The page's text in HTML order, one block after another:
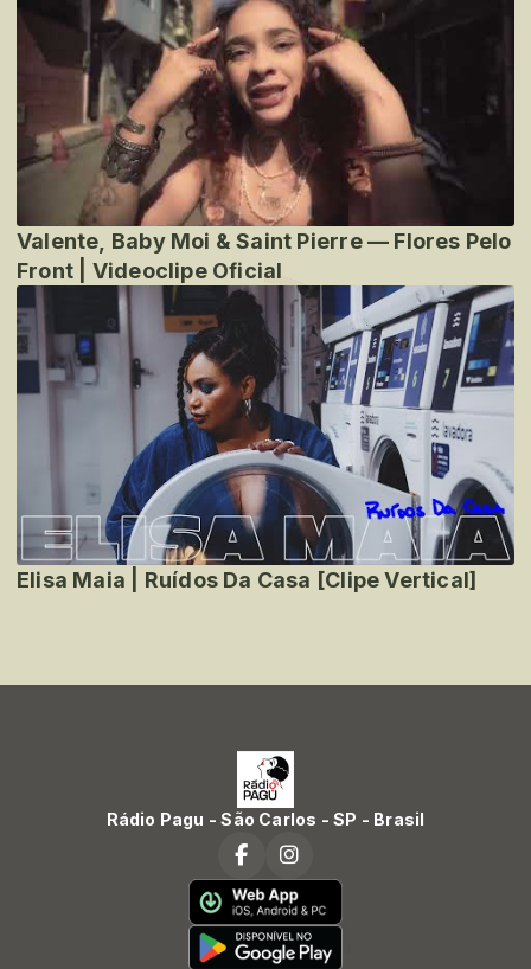
Valente, Baby Moi & Saint Pierre — Flores Pelo
Front | Videoclipe Oficial
Elisa Maia | Ruídos Da Casa [Clipe Vertical]
Rádio Pagu - São Carlos - SP - Brasil